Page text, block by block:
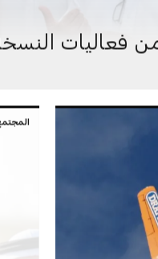
فعاليات